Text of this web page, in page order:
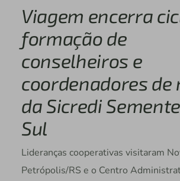
Viagem encerra
formação de
conselheiros e
coordenadores de
da Sicredi
Sul
Lideranças cooperativas visitaram
Petrópolis/RS e o Centro